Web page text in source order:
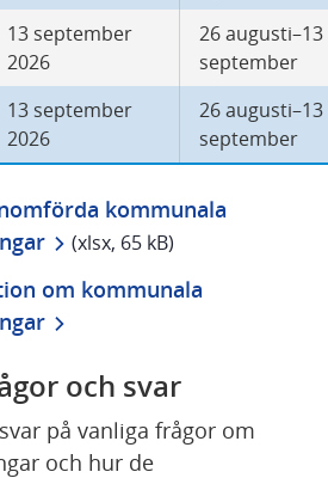
13 september
2026
26 augusti–13
september
13 september
2026
26 augusti–13
september
kommunala
xlsx, 65 kB.
(xlsx, 65 kB)
om kommunala
och svar
på vanliga frågor om
och hur de